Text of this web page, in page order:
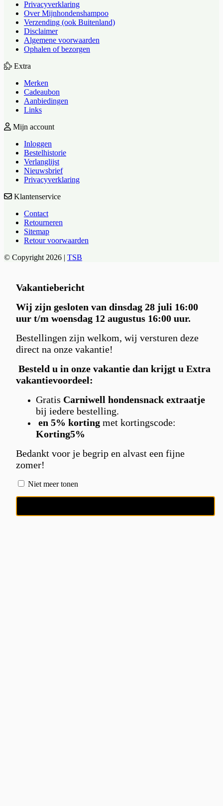
Privacyverklaring
Over Mijnhondenshampoo
Verzending (ook Buitenland)
Disclaimer
Algemene voorwaarden
Ophalen of bezorgen
Extra
Merken
Cadeaubon
Aanbiedingen
Links
Mijn account
Inloggen
Bestelhistorie
Verlanglijst
Nieuwsbrief
Privacyverklaring
Klantenservice
Contact
Retourneren
Sitemap
Retour voorwaarden
© Copyright 2026 | TSB
Vakantiebericht
Wij zijn gesloten van dinsdag 28 juli 16:00
uur t/m woensdag 12 augustus 16:00 uur.
Bestellingen zijn welkom, wij versturen deze
direct na onze vakantie!
Besteld u in onze vakantie dan krijgt u Extra
vakantievoordeel:
Gratis Carniwell hondensnack extraatje
bij iedere bestelling.
en 5% korting met kortingscode:
Korting5%
Bedankt voor je begrip en alvast een fijne
zomer!
Niet meer tonen